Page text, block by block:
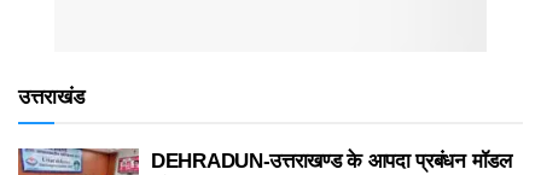
उत्तराखंड
DEHRADUN-उत्तराखण्ड के आपदा प्रबंधन मॉडल